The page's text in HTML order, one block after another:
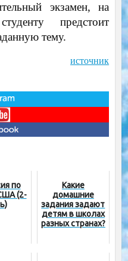
экзамен, на
предстоит
тему.
источник
по
(2-
Какие
домашние
задания задают
детям в школах
разных странах?